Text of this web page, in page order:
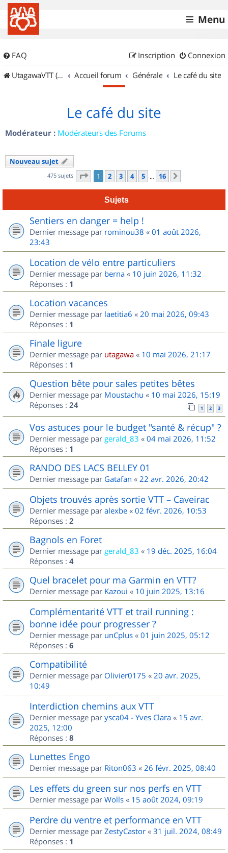
Menu
FAQ Connexion
Inscription
UtagawaVTT (Randos VTT et VTTAE avec traces GPS)
Accueil forum Générale Le café du site
Le café du site
Modérateur : Modérateurs des Forums
Nouveau sujet
475 sujets Page 1sur
1 2 3 4 5 … 16
Sujets
Sentiers en danger = help !
Dernier message par rominou38 « 01 août 2026,
23:43
Location de vélo entre particuliers
Dernier message par berna « 10 juin 2026, 11:32
Réponses : 1
Location vacances
Dernier message par laetitia6 « 20 mai 2026, 09:43
Réponses : 1
Finale ligure
Dernier message par utagawa « 10 mai 2026, 21:17
Réponses : 1
Question bête pour sales petites bêtes
Dernier message par Moustachu « 10 mai 2026, 15:19
Réponses : 24 1 2 3
Vos astuces pour le budget "santé & récup" ?
Dernier message par gerald_83 « 04 mai 2026, 11:52
Réponses : 1
RANDO DES LACS BELLEY 01
Dernier message par Gatafan « 22 avr. 2026, 20:42
Objets trouvés après sortie VTT – Caveirac
Dernier message par alexbe « 02 févr. 2026, 10:53
Réponses : 2
Bagnols en Foret
Dernier message par gerald_83 « 19 déc. 2025, 16:04
Réponses : 4
Quel bracelet pour ma Garmin en VTT?
Dernier message par Kazoui « 10 juin 2025, 13:16
Complémentarité VTT et trail running :
bonne idée pour progresser ?
Dernier message par unCplus « 01 juin 2025, 05:12
Réponses : 6
Compatibilité
Dernier message par Olivier0175 « 20 avr. 2025,
10:49
Interdiction chemins aux VTT
Dernier message par ysca04 - Yves Clara « 15 avr.
2025, 12:00
Réponses : 8
Lunettes Engo
Dernier message par Riton063 « 26 févr. 2025, 08:40
Les effets du green sur nos perfs en VTT
Dernier message par Wolls « 15 août 2024, 09:19
Perdre du ventre et performance en VTT
Dernier message par ZestyCastor « 31 juil. 2024, 08:49
Réponses : 1